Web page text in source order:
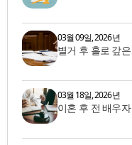
03월 09일, 2026년
별거 후 홀로 갚
03월 18일, 2026년
이혼 후 전 배우